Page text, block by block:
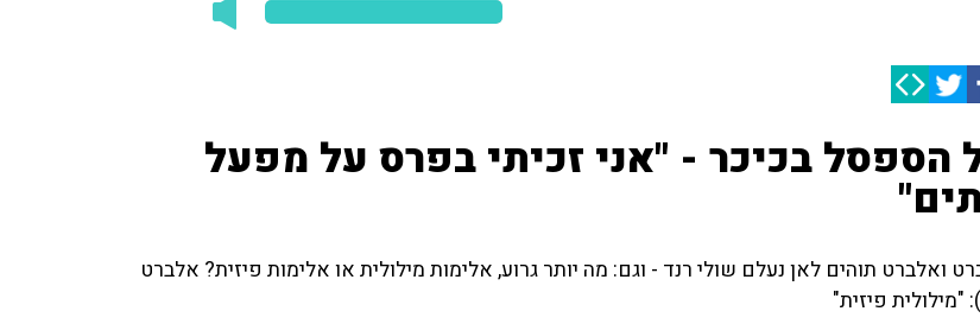
הספסל בכיכר - "אני זכיתי בפרס על מפעל
ואלברט תוהים לאן נעלם שולי רנד - וגם: מה יותר גרוע, אלימות מילולית או אלימות פיזית? אלברט
"מילולית פיזית"